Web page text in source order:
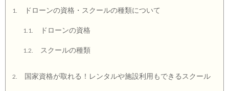
1. ドローンの資格・スクールの種類について
1.1. ドローンの資格
1.2. スクールの種類
2. 国家資格が取れる！レンタルや施設利用もできるスクール